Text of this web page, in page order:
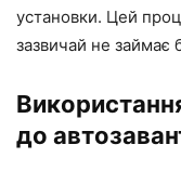
установки. Цей
зазвичай не займає
до